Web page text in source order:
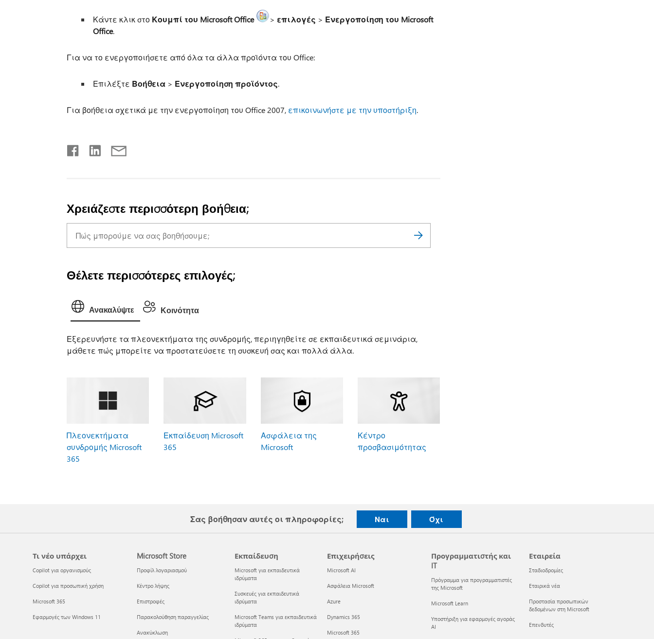
Κάντε κλικ στο Κουμπί του Microsoft Office > επιλογές > Ενεργοποίηση του Microsoft
Office.
Για να το ενεργοποιήσετε από όλα τα άλλα προϊόντα του Office:
Επιλέξτε Βοήθεια> Ενεργοποίηση προϊόντος.
Για βοήθεια σχετικά με την ενεργοποίηση του Office 2007, επικοινωνήστε με την υποστήριξη.
Χρειάζεστε περισσότερη βοήθεια;
Θέλετε περισσότερες επιλογές;
Ανακαλύψτε Κοινότητα
Εξερευνήστε τα πλεονεκτήματα της συνδρομής, περιηγηθείτε σε εκπαιδευτικά σεμινάρια,
μάθετε πώς μπορείτε να προστατεύσετε τη συσκευή σας και πολλά άλλα.
Πλεονεκτήματα
συνδρομής Microsoft
365
Εκπαίδευση Microsoft
365
Ασφάλεια της
Microsoft
Κέντρο
προσβασιμότητας
Σας βοήθησαν αυτές οι πληροφορίες; Ναι Όχι
Τι νέο υπάρχει
Copilot για οργανισμούς
Copilot για προσωπική χρήση
Microsoft 365
Εφαρμογές των Windows 11
Microsoft Store
Προφίλ λογαριασμού
Κέντρο λήψης
Επιστροφές
Παρακολούθηση παραγγελίας
Ανακύκλωση
Εκπαίδευση
Microsoft για εκπαιδευτικά
ιδρύματα
Συσκευές για εκπαιδευτικά
ιδρύματα
Microsoft Teams για εκπαιδευτικά
ιδρύματα
Επιχειρήσεις
Microsoft AI
Ασφάλεια Microsoft
Azure
Dynamics 365
Microsoft 365
Προγραμματιστής και
IT
Πρόγραμμα για προγραμματιστές
της Microsoft
Microsoft Learn
Υποστήριξη για εφαρμογές αγοράς
AI
Εταιρεία
Σταδιοδρομίες
Εταιρικά νέα
Προστασία προσωπικών
δεδομένων στη Microsoft
Επενδυτές